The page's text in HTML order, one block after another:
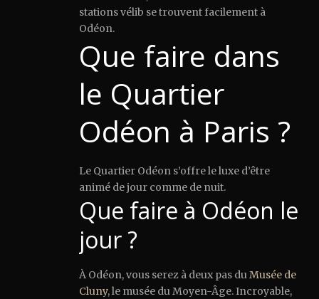
stations vélib se trouvent facilement à
Odéon.
Que faire dans
le Quartier
Odéon à Paris ?
Le Quartier Odéon s’offre le luxe d’être
animé de jour comme de nuit.
Que faire à Odéon le
jour ?
À Odéon, vous serez à deux pas duMusée de
Cluny, le musée du Moyen-Âge. Incroyable,